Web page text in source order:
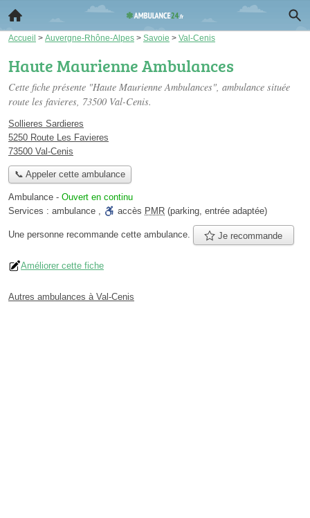
Accueil > Auvergne-Rhône-Alpes > Savoie > Val-Cenis
Haute Maurienne Ambulances
Cette fiche présente "Haute Maurienne Ambulances", ambulance située
route les favieres, 73500 Val-Cenis.
Sollieres Sardieres
5250 Route Les Favieres
73500 Val-Cenis
📞 Appeler cette ambulance
Ambulance - Ouvert en continu
Services : ambulance , accès PMR (parking, entrée adaptée)
Une personne recommande cette ambulance. Je recommande
Améliorer cette fiche
Autres ambulances à Val-Cenis